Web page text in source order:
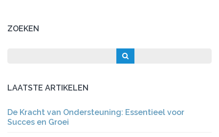
ZOEKEN
LAATSTE ARTIKELEN
De Kracht van Ondersteuning: Essentieel voor
Succes en Groei